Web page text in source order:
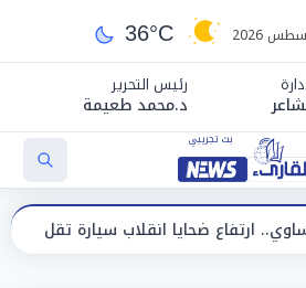
36°C
رئيس التحرير
د.محمد طعيمة
سيارة تقل عمالًا إلى 14 شخصًا